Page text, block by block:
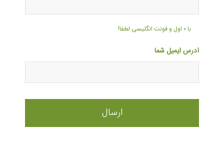
با ۰ اول و فونت انگلیسی لطفا!
آدرس ایمیل شما